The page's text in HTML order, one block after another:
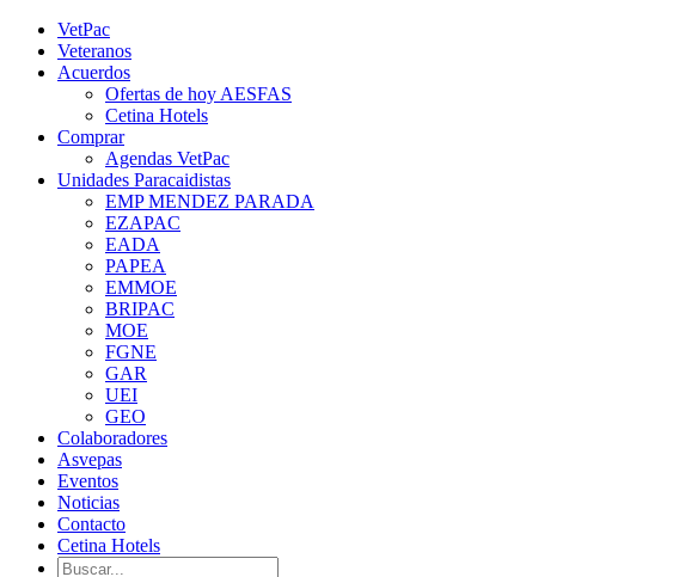
Saltar
contenido
YouTube
Instagram
Facebook
TwitterVetPac
Veteranos
Acuerdos
Ofertas de hoy AESFAS
Cetina Hotels
Comprar
Agendas VetPac
Unidades Paracaidistas
EMP MENDEZ PARADA
EZAPAC
EADA
PAPEA
EMMOE
BRIPAC
MOE
FGNE
GAR
UEI
GEO
Colaboradores
Asvepas
Eventos
Noticias
Contacto
Cetina Hotels
Buscar: